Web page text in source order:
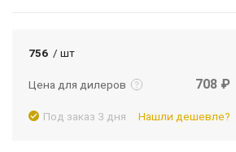
756 / шт
Цена для дилеров
Подробнее
708 ₽
Под заказ 3 дня Нашли дешевле?